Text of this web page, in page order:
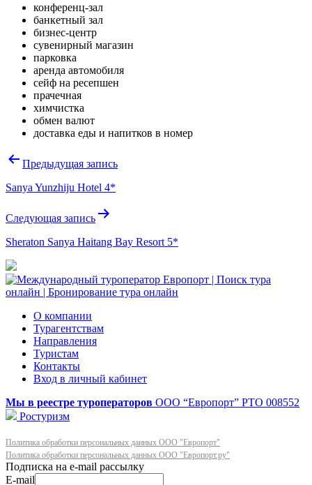
конференц-зал
банкетный зал
бизнес-центр
сувенирный магазин
парковка
аренда автомобиля
сейф на ресепшен
прачечная
химчистка
обмен валют
доставка еды и напитков в номер
Навигация
записям
Предыдущая запись
Sanya Yunzhiju Hotel 4*
Следующая запись
Sheraton Sanya Haitang Bay Resort 5*
О компании
Турагентствам
Направления
Туристам
Контакты
Вход в личный кабинет
Мы в реестре туроператоров ООО “Европорт” РТО 008552
Ростуризм
Политика обработки персональных данных ООО "Европорт"
Политика обработки персональных данных ООО "Европорт.ру"
E-mail